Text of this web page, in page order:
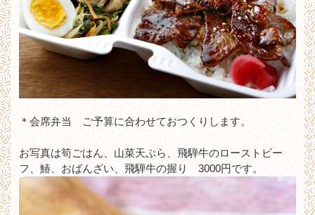
＊会席弁当 ご予算に合わせておつくりします。
お写真は筍ごはん、山菜天ぷら、飛騨牛のローストビー
フ、鰆、おばんざい、飛騨牛の握り 3000円です。